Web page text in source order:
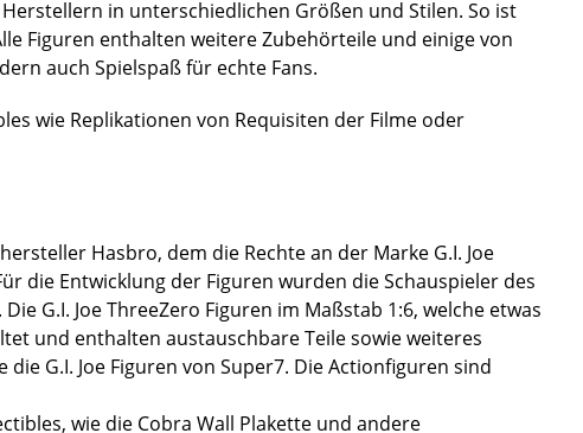
in unterschiedlichen Größen und Stilen. So ist
Figuren enthalten weitere Zubehörteile und einige von
auch Spielspaß für echte Fans.
wie Replikationen von Requisiten der Filme oder
Hasbro, dem die Rechte an der Marke G.I. Joe
die Entwicklung der Figuren wurden die Schauspieler des
G.I. Joe ThreeZero Figuren im Maßstab 1:6, welche etwas
und enthalten austauschbare Teile sowie weiteres
G.I. Joe Figuren von Super7. Die Actionfiguren sind
wie die Cobra Wall Plakette und andere